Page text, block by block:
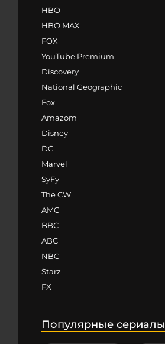
HBO
HBO MAX
FOX
YouTube Premium
Discovery
National Geographic
Fox
Amazom
Disney
DC
Marvel
SyFy
The CW
AMC
BBC
ABC
NBC
Starz
FX
Популярные сериалы